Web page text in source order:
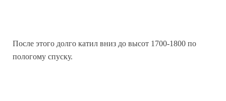
После этого долго катил вниз до высот 1700-1800 по
пологому спуску.